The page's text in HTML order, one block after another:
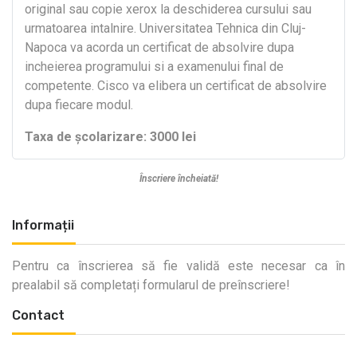
original sau copie xerox la deschiderea cursului sau
urmatoarea intalnire. Universitatea Tehnica din Cluj-
Napoca va acorda un certificat de absolvire dupa
incheierea programului si a examenului final de
competente. Cisco va elibera un certificat de absolvire
dupa fiecare modul.
Taxa de școlarizare: 3000 lei
Înscriere încheiată!
Informații
Pentru ca înscrierea să fie validă este necesar ca în
prealabil să completați formularul de preînscriere!
Contact